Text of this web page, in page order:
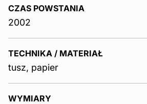
CZAS POWSTANIA
2002
TECHNIKA / MATERIAŁ
tusz, papier
WYMIARY